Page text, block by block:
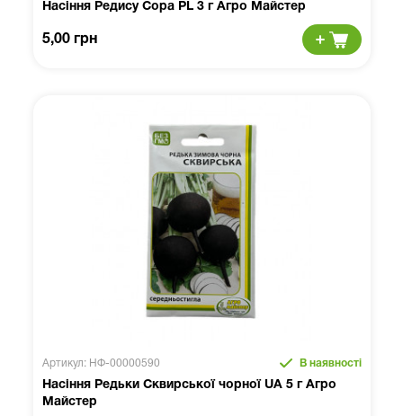
Насіння Редису Сора PL 3 г Агро Майстер
5,00 грн
Артикул: НФ-00000590 В наявності
Насіння Редьки Сквирської чорної UA 5 г Агро
Майстер